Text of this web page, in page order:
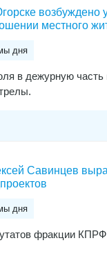
возбуждено
местного
дня
в дежурную часть
Савинцев
дня
фракции КПРФ